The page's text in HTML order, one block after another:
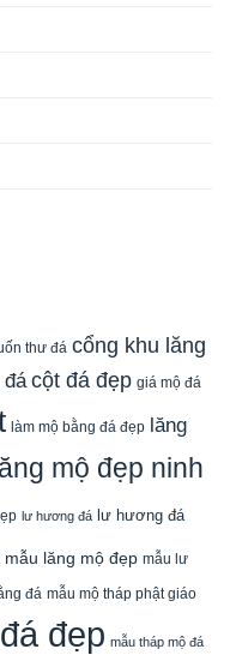
thư đá cổng khu lăng
đá cột đá đẹp giá mộ đá
làm mộ bằng đá đẹp lăng
mộ đẹp ninh
lư hương đá lư hương đá
mẫu lăng mộ đẹp mẫu lư
đá mẫu mộ tháp phật giáo
đẹp mẫu tháp mộ đá